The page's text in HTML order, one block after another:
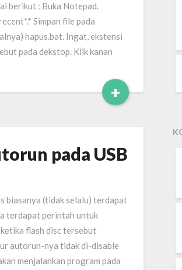
berikut : Buka Notepad.
Simpan file pada
hapus.bat. Ingat, ekstensi
pada dekstop. Klik kanan
+Read
More
pada USB
biasanya (tidak selalu) terdapat
terdapat perintah untuk
flash disc tersebut
autorun-nya tidak di-disable
menjalankan program pada